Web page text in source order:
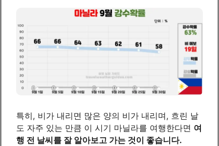
특히, 비가 내리면 많은 양의 비가 내리며, 흐린 날
도 자주 있는 만큼 이 시기 마닐라를 여행한다면 여
행 전 날씨를 잘 알아보고 가는 것이 좋습니다.